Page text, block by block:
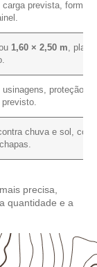
prevista, forma
1,60 × 2,50 m, plano
proteção
chuva e sol,
precisa,
quantidade e a